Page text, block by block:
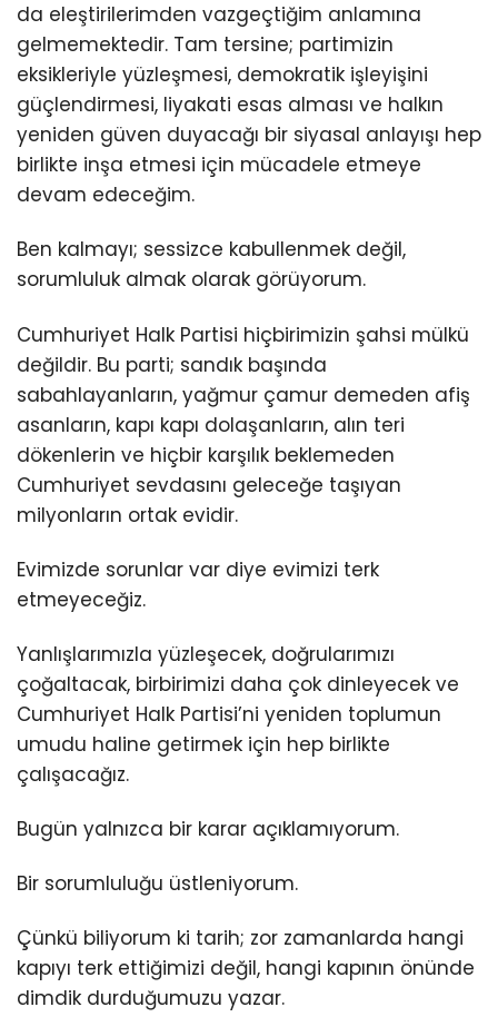
da eleştirilerimden vazgeçtiğim anlamına
gelmemektedir. Tam tersine; partimizin
eksikleriyle yüzleşmesi, demokratik işleyişini
güçlendirmesi, liyakati esas alması ve halkın
yeniden güven duyacağı bir siyasal anlayışı hep
birlikte inşa etmesi için mücadele etmeye
devam edeceğim.
Ben kalmayı; sessizce kabullenmek değil,
sorumluluk almak olarak görüyorum.
Cumhuriyet Halk Partisi hiçbirimizin şahsi mülkü
değildir. Bu parti; sandık başında
sabahlayanların, yağmur çamur demeden afiş
asanların, kapı kapı dolaşanların, alın teri
dökenlerin ve hiçbir karşılık beklemeden
Cumhuriyet sevdasını geleceğe taşıyan
milyonların ortak evidir.
Evimizde sorunlar var diye evimizi terk
etmeyeceğiz.
Yanlışlarımızla yüzleşecek, doğrularımızı
çoğaltacak, birbirimizi daha çok dinleyecek ve
Cumhuriyet Halk Partisi’ni yeniden toplumun
umudu haline getirmek için hep birlikte
çalışacağız.
Bugün yalnızca bir karar açıklamıyorum.
Bir sorumluluğu üstleniyorum.
Çünkü biliyorum ki tarih; zor zamanlarda hangi
kapıyı terk ettiğimizi değil, hangi kapının önünde
dimdik durduğumuzu yazar.